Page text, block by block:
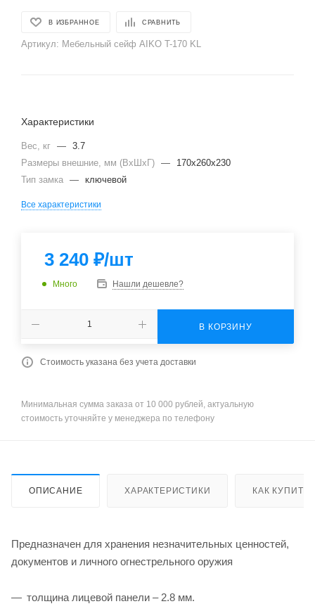
В ИЗБРАННОЕ СРАВНИТЬ
Артикул: Мебельный сейф AIKO T-170 KL
Характеристики
Вес, кг — 3.7
Размеры внешние, мм (ВхШхГ) —
170x260x230
Тип замка — ключевой
Все характеристики
3 240 ₽/шт
Много Нашли дешевле?
В КОРЗИНУ
Стоимость указана без учета доставки
Минимальная сумма заказа от 10 000 рублей, актуальную
стоимость уточняйте у менеджера по телефону
ОПИСАНИЕ ХАРАКТЕРИСТИКИ КАК КУПИТЬ
Предназначен для хранения незначительных ценностей,
документов и личного огнестрельного оружия
толщина лицевой панели – 2.8 мм.